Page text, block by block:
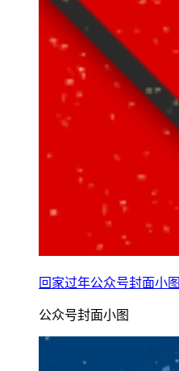
回家过年公众号封面小图
公众号封面小图